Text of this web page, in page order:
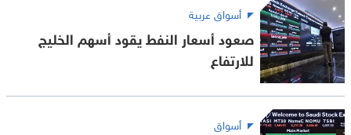
أسواق عربية
صعود أسعار النفط يقود أسهم الخليج
للارتفاع
أسواق